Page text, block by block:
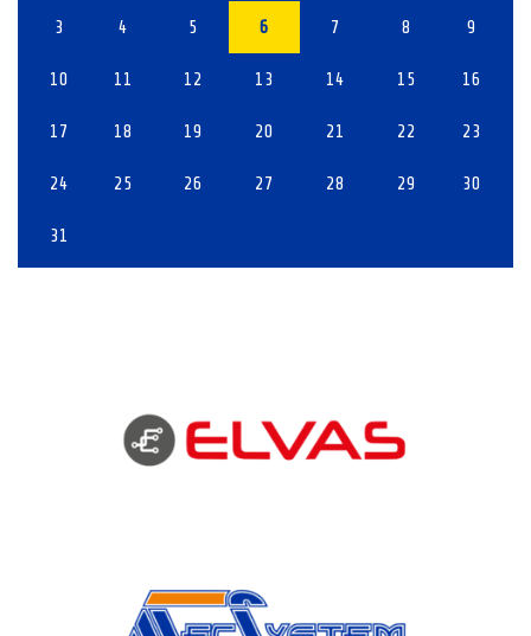
3 4 5 6 7 8 9
10 11 12 13 14 15 16
17 18 19 20 21 22 23
24 25 26 27 28 29 30
31